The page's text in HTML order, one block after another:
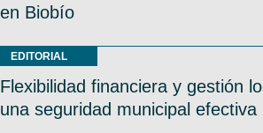
en Biobío
EDITORIAL
Flexibilidad financiera y gestión
una seguridad municipal efectiva